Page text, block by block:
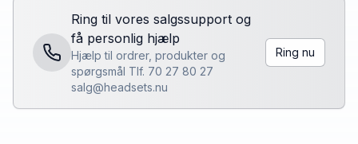
Ring til vores salgssupport og
få personlig hjælp
Hjælp til ordrer, produkter og
spørgsmål Tlf. 70 27 80 27
salg@headsets.nu
Ring nu